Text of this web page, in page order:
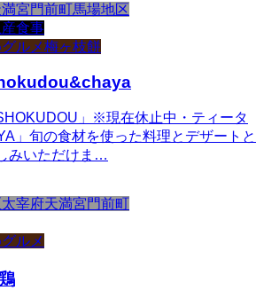
宮門前町馬場地区
食事
ルメ梅ヶ枝餅
」※現在休止中・ティータ
」旬の食材を使った料理とデザートと
みいただけま…
太宰府天満宮門前町
ルメ